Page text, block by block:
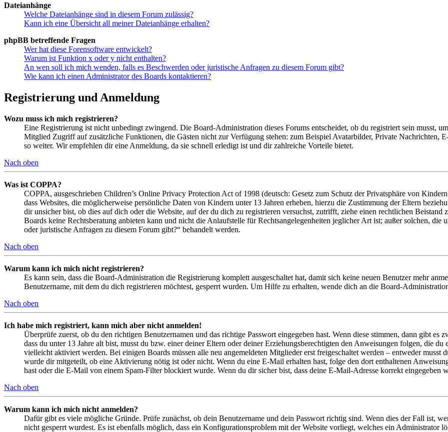
Dateianhänge
Welche Dateianhänge sind in diesem Forum zulässig?
Kann ich eine Übersicht all meiner Dateianhänge erhalten?
phpBB betreffende Fragen
Wer hat diese Forensoftware entwickelt?
Warum ist Funktion x oder y nicht enthalten?
An wen soll ich mich wenden, falls es Beschwerden oder juristische Anfragen zu diesem Forum gibt?
Wie kann ich einen Administrator des Boards kontaktieren?
Registrierung und Anmeldung
Wozu muss ich mich registrieren?
Eine Registrierung ist nicht unbedingt zwingend. Die Board-Administration dieses Forums entscheidet, ob du registriert sein musst,
Mitglied Zugriff auf zusätzliche Funktionen, die Gästen nicht zur Verfügung stehen: zum Beispiel Avatarbilder, Private Nachrichten,
so weiter. Wir empfehlen dir eine Anmeldung, da sie schnell erledigt ist und dir zahlreiche Vorteile bietet.
Nach oben
Was ist COPPA?
COPPA, ausgeschrieben Children’s Online Privacy Protection Act of 1998 (deutsch: Gesetz zum Schutz der Privatsphäre von
dass Websites, die möglicherweise persönliche Daten von Kindern unter 13 Jahren erheben, hierzu die Zustimmung der Eltern
dir unsicher bist, ob dies auf dich oder die Website, auf der du dich zu registrieren versuchst, zutrifft, ziehe einen rechtlichen
Boards keine Rechtsberatung anbieten kann und nicht die Anlaufstelle für Rechtsangelegenheiten jeglicher Art ist; außer solchen,
oder juristische Anfragen zu diesem Forum gibt?“ behandelt werden.
Nach oben
Warum kann ich mich nicht registrieren?
Es kann sein, dass die Board-Administration die Registrierung komplett ausgeschaltet hat, damit sich keine neuen Benutzer mehr
Benutzername, mit dem du dich registrieren möchtest, gesperrt wurden. Um Hilfe zu erhalten, wende dich an die Board-
Nach oben
Ich habe mich registriert, kann mich aber nicht anmelden!
Überprüfe zuerst, ob du den richtigen Benutzernamen und das richtige Passwort eingegeben hast. Wenn diese stimmen, dann gibt es
dass du unter 13 Jahre alt bist, musst du bzw. einer deiner Eltern oder deiner Erziehungsberechtigten den Anweisungen folgen, die
vielleicht aktiviert werden. Bei einigen Boards müssen alle neu angemeldeten Mitglieder erst freigeschaltet werden – entweder musst
wurde dir mitgeteilt, ob eine Aktivierung nötig ist oder nicht. Wenn du eine E-Mail erhalten hast, folge den dort enthaltenen
hast oder die E-Mail von einem Spam-Filter blockiert wurde. Wenn du dir sicher bist, dass deine E-Mail-Adresse korrekt eingegeben
Nach oben
Warum kann ich mich nicht anmelden?
Dafür gibt es viele mögliche Gründe. Prüfe zunächst, ob dein Benutzername und dein Passwort richtig sind. Wenn dies der Fall ist,
nicht gesperrt wurdest. Es ist ebenfalls möglich, dass ein Konfigurationsproblem mit der Website vorliegt, welches ein Administrator